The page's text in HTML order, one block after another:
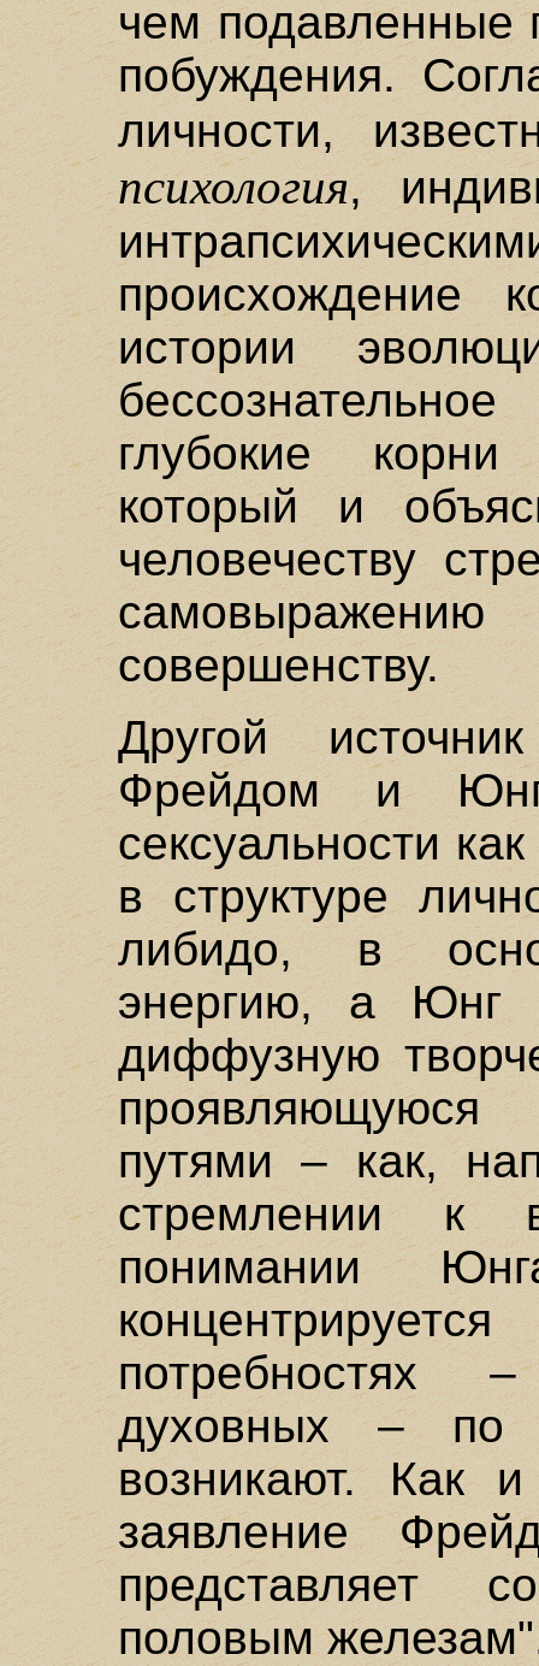
чем подавленные
побуждения.
личности,
психология,
происхождение
истории
глубокие
который и
человечеству
совершенству.
Другой
Фрейдом и
сексуальности
в структуре
либидо, в
энергию, а Юнг
диффузную
путями – как,
стремлении к
понимании
потребностях
духовных – по
возникают. Как
заявление
представляет
половым